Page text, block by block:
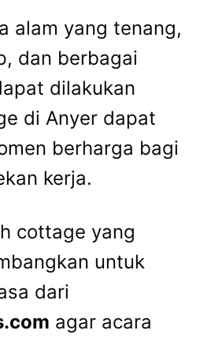
alam yang tenang,
dan berbagai
dilakukan
di Anyer dapat
berharga bagi
kerja.
cottage yang
untuk
dari
agar acara